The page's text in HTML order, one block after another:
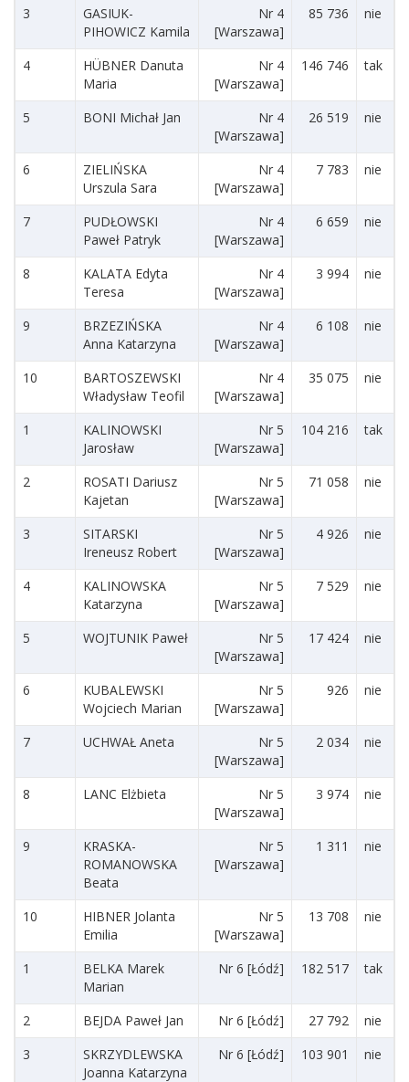
3
GASIUK-
PIHOWICZ Kamila
Nr 4
[Warszawa]
85 736 nie
4
HÜBNER Danuta
Maria
Nr 4
[Warszawa]
146 746 tak
5 BONI Michał Jan
Nr 4
[Warszawa]
26 519 nie
6
ZIELIŃSKA
Urszula Sara
Nr 4
[Warszawa]
7 783 nie
7
PUDŁOWSKI
Paweł Patryk
Nr 4
[Warszawa]
6 659 nie
8
KALATA Edyta
Teresa
Nr 4
[Warszawa]
3 994 nie
9
BRZEZIŃSKA
Anna Katarzyna
Nr 4
[Warszawa]
6 108 nie
10
BARTOSZEWSKI
Władysław Teofil
Nr 4
[Warszawa]
35 075 nie
1
KALINOWSKI
Jarosław
Nr 5
[Warszawa]
104 216 tak
2
ROSATI Dariusz
Kajetan
Nr 5
[Warszawa]
71 058 nie
3
SITARSKI
Ireneusz Robert
Nr 5
[Warszawa]
4 926 nie
4
KALINOWSKA
Katarzyna
Nr 5
[Warszawa]
7 529 nie
5 WOJTUNIK Paweł
Nr 5
[Warszawa]
17 424 nie
6
KUBALEWSKI
Wojciech Marian
Nr 5
[Warszawa]
926 nie
7 UCHWAŁ Aneta
Nr 5
[Warszawa]
2 034 nie
8 LANC Elżbieta
Nr 5
[Warszawa]
3 974 nie
9
KRASKA-
ROMANOWSKA
Beata
Nr 5
[Warszawa]
1 311 nie
10
HIBNER Jolanta
Emilia
Nr 5
[Warszawa]
13 708 nie
1
BELKA Marek
Marian
Nr 6 [Łódź] 182 517 tak
2 BEJDA Paweł Jan Nr 6 [Łódź] 27 792
nie
3
SKRZYDLEWSKA
Joanna Katarzyna
Nr 6 [Łódź] 103 901 nie